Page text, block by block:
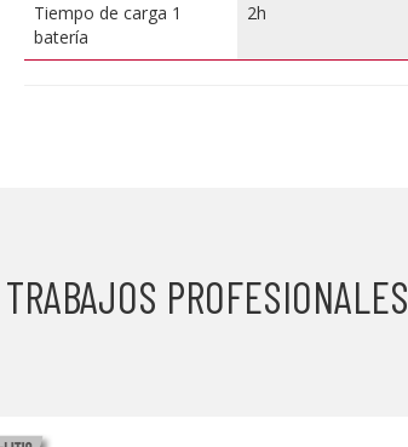
Tiempo de carga 1
batería
2h
PROFESIONALES